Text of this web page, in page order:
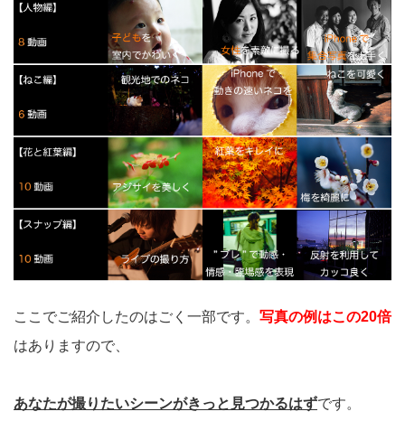
ここでご紹介したのはごく一部です。 写真の例はこの20倍
はありますので、
あなたが撮りたいシーンがきっと見つかるはずです。